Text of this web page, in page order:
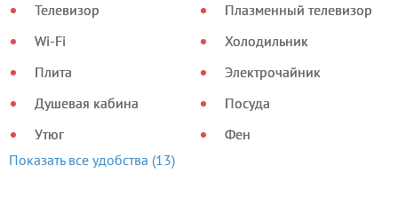
Телевизор
Wi-Fi
Плита
Душевая кабина
Утюг
Плазменный телевизор
Холодильник
Электрочайник
Посуда
Фен
Показать все удобства (13)